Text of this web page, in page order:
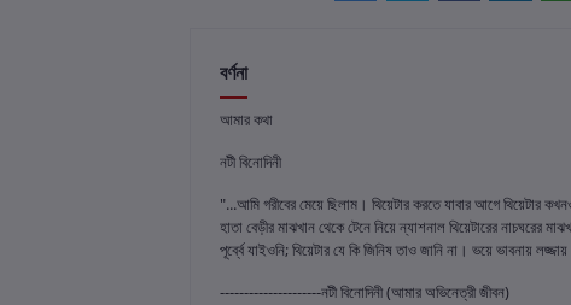
বর্ণনা
আমার কথা
নটী বিনোদিনী
"...আমি গরীবের মেয়ে ছিলাম। থিয়েটার করতে যাবার আগে থিয়েটার
হাতা বেড়ীর মাঝখান থেকে টেনে নিয়ে ন্যাশনাল থিয়েটারের
পূর্ব্বে যাইওনি; থিয়েটার যে কি জিনিষ তাও জানি না। ভয়ে ভাবনায়
---------------------নটী বিনোদিনী (আমার অভিনেত্রী জীবন)